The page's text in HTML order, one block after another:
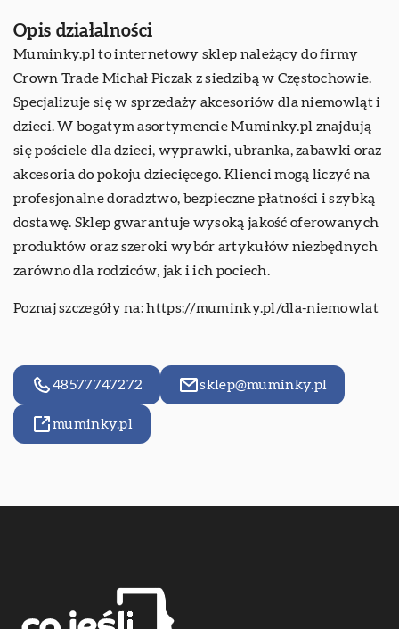
Opis działalności
Muminky.pl to internetowy sklep należący do firmy
Crown Trade Michał Piczak z siedzibą w Częstochowie.
Specjalizuje się w sprzedaży akcesoriów dla niemowląt i
dzieci. W bogatym asortymencie Muminky.pl znajdują
się pościele dla dzieci, wyprawki, ubranka, zabawki oraz
akcesoria do pokoju dziecięcego. Klienci mogą liczyć na
profesjonalne doradztwo, bezpieczne płatności i szybką
dostawę. Sklep gwarantuje wysoką jakość oferowanych
produktów oraz szeroki wybór artykułów niezbędnych
zarówno dla rodziców, jak i ich pociech.
Poznaj szczegóły na:https://muminky.pl/dla-niemowlat
48577747272 sklep@muminky.pl
muminky.pl